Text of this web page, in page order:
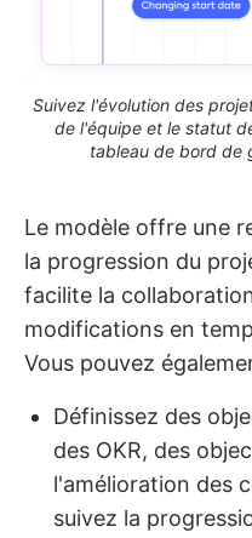
Suivez l'évolution des
de l'équipe et le statut
tableau de bord de
Le modèle offre une
la progression du
facilite la
modifications en
Vous pouvez
Définissez des
des OKR, des
l'amélioration des
suivez la